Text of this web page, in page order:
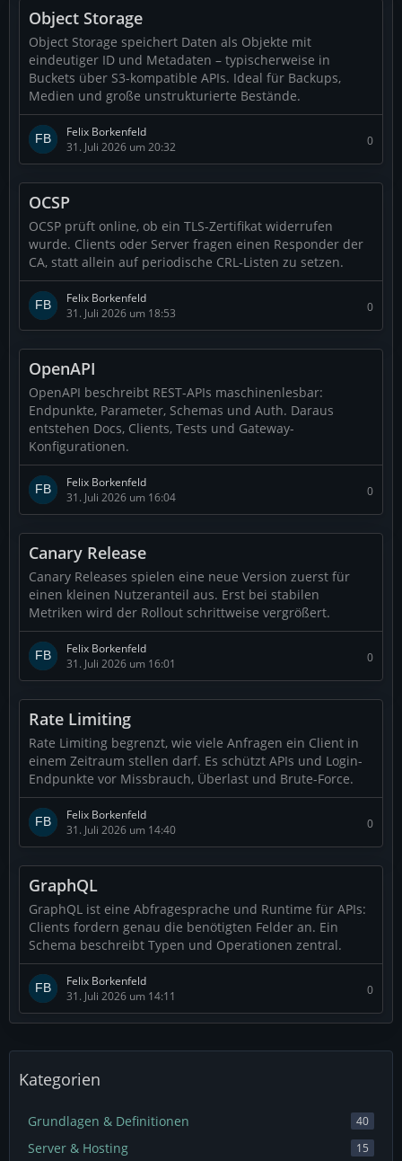
Object Storage
Object Storage speichert Daten als Objekte mit
eindeutiger ID und Metadaten – typischerweise in
Buckets über S3-kompatible APIs. Ideal für Backups,
Medien und große unstrukturierte Bestände.
Felix Borkenfeld
31. Juli 2026 um 20:32
0
OCSP
OCSP prüft online, ob ein TLS-Zertifikat widerrufen
wurde. Clients oder Server fragen einen Responder der
CA, statt allein auf periodische CRL-Listen zu setzen.
Felix Borkenfeld
31. Juli 2026 um 18:53
0
OpenAPI
OpenAPI beschreibt REST-APIs maschinenlesbar:
Endpunkte, Parameter, Schemas und Auth. Daraus
entstehen Docs, Clients, Tests und Gateway-
Konfigurationen.
Felix Borkenfeld
31. Juli 2026 um 16:04
0
Canary Release
Canary Releases spielen eine neue Version zuerst für
einen kleinen Nutzeranteil aus. Erst bei stabilen
Metriken wird der Rollout schrittweise vergrößert.
Felix Borkenfeld
31. Juli 2026 um 16:01
0
Rate Limiting
Rate Limiting begrenzt, wie viele Anfragen ein Client in
einem Zeitraum stellen darf. Es schützt APIs und Login-
Endpunkte vor Missbrauch, Überlast und Brute-Force.
Felix Borkenfeld
31. Juli 2026 um 14:40
0
GraphQL
GraphQL ist eine Abfragesprache und Runtime für APIs:
Clients fordern genau die benötigten Felder an. Ein
Schema beschreibt Typen und Operationen zentral.
Felix Borkenfeld
31. Juli 2026 um 14:11
0
Kategorien
Grundlagen & Definitionen 40
Server & Hosting 15